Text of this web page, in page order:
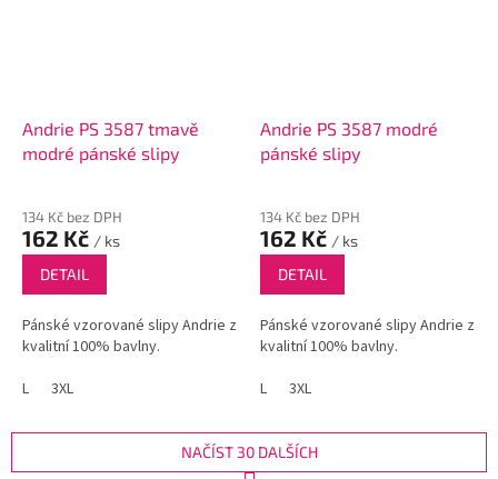
Andrie PS 3587 tmavě
modré pánské slipy
134 Kč bez DPH
162 Kč / ks
DETAIL
Pánské vzorované slipy Andrie z
kvalitní 100% bavlny.
L
3XL
Andrie PS 3587 modré
pánské slipy
134 Kč bez DPH
162 Kč / ks
DETAIL
Pánské vzorované slipy Andrie z
kvalitní 100% bavlny.
L
3XL
NAČÍST 30 DALŠÍCH